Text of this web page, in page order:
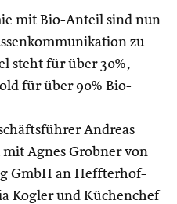
mit Bio-Anteil sind nun
zu
steht für über 30%,
für über 90% Bio-
Andreas
Agnes Grobner von
GmbH an Heffterhof-
Kogler und Küchenchef